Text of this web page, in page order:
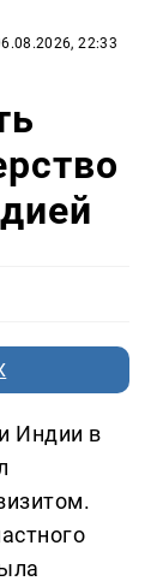
22:33
Индии в